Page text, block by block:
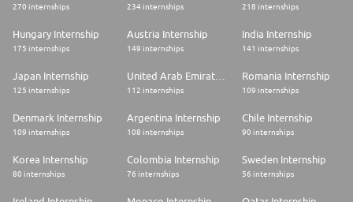
270 internships 234 internships 218 internships
Hungary Internship
175 internships
Austria Internship
149 internships
India Internship
141 internships
Japan Internship
125 internships 112 internships
Romania Internship
109 internships
Denmark Internship
109 internships
Argentina Internship
108 internships
Chile Internship
90 internships
Korea Internship
80 internships
Colombia Internship
76 internships
Sweden Internship
56 internships